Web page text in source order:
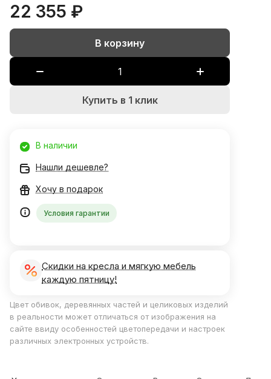
22 355 ₽
В корзину
Купить в 1 клик
В наличии
Нашли дешевле?
Хочу в подарок
Условия гарантии
Скидки на кресла и мягкую мебель
каждую пятницу!
Цвет обивок, деревянных частей и целиковых изделий
в реальности может отличаться от изображения на
сайте ввиду особенностей цветопередачи и настроек
различных электронных устройств.